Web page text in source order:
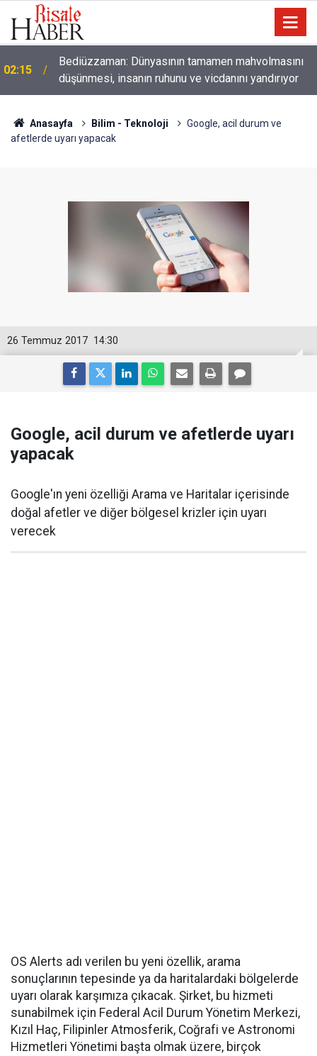
01:45 Paçalarını yerde sürünmeyecek şekilde yukarıda tut
Anasayfa Bilim - Teknoloji
Google, acil durum ve
afetlerde uyarı yapacak
14:30
26 Temmuz 2017
Google, acil durum ve afetlerde uyarı
yapacak
Google'ın yeni özelliği Arama ve Haritalar içerisinde
doğal afetler ve diğer bölgesel krizler için uyarı
verecek
OS Alerts adı verilen bu yeni özellik, arama
sonuçlarının tepesinde ya da haritalardaki bölgelerde
uyarı olarak karşımıza çıkacak. Şirket, bu hizmeti
sunabilmek için Federal Acil Durum Yönetim Merkezi,
Kızıl Haç, Filipinler Atmosferik, Coğrafi ve Astronomi
Hizmetleri Yönetimi başta olmak üzere, birçok